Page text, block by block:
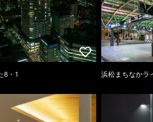
8・1 浜松まちなかラ